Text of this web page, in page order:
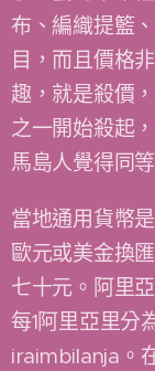
布、編織提籃
目，而且價格
趣，就是殺價
之一開始殺起
馬島人覺得同
當地通用貨幣
歐元或美金換
七十元。阿里
每1阿里亞里分
iraimbilanja。